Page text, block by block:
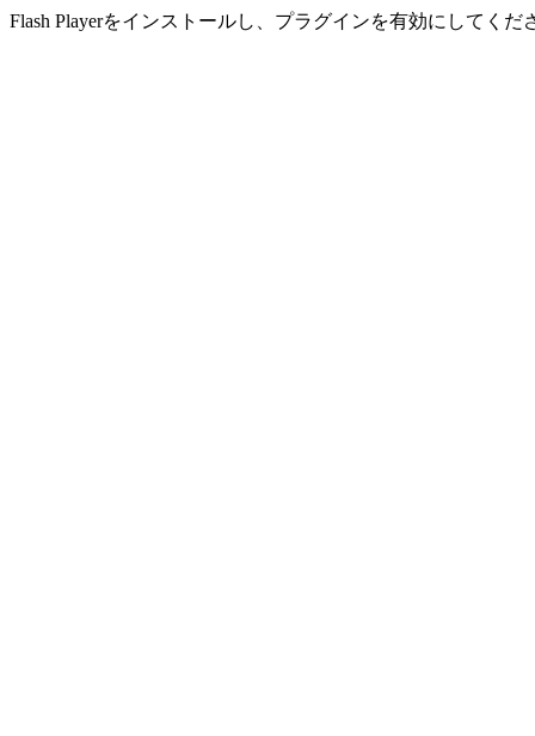
Flash Playerをインストールし、プラグインを有効にしてくだ